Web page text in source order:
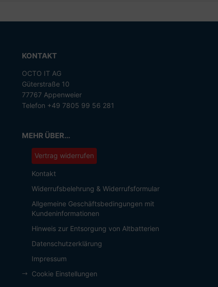
KONTAKT
OCTO IT AG
Güterstraße 10
77767 Appenweier
Telefon +49 7805 99 56 281
MEHR ÜBER...
Vertrag widerrufen
Kontakt
Widerrufsbelehrung & Widerrufsformular
Allgemeine Geschäftsbedingungen mit
Kundeninformationen
Hinweis zur Entsorgung von Altbatterien
Datenschutzerklärung
Impressum
Cookie Einstellungen